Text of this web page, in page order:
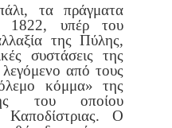
τα πράγματα
1822, υπέρτου
της Πύλης,
συστάσεις της
από τους
κόμμα» της
του οποίου
Ο